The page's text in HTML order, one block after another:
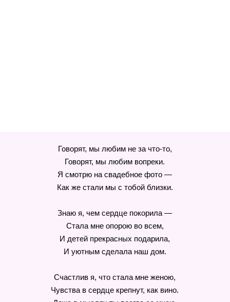
Говорят, мы любим не за что-то,
Говорят, мы любим вопреки.
Я смотрю на свадебное фото —
Как же стали мы с тобой близки.
Знаю я, чем сердце покорила —
Стала мне опорою во всем,
И детей прекрасных подарила,
И уютным сделала наш дом.
Счастлив я, что стала мне женою,
Чувства в сердце крепнут, как вино.